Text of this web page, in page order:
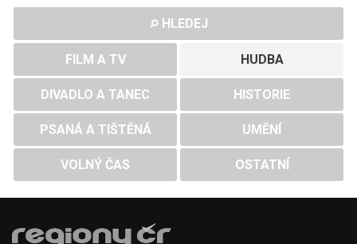
HLEDEJ
FILM A TV HUDBA
DIVADLO A TANEC HISTORIE
PSANÁ A TIŠTĚNÁ UMĚNÍ
VOLNÝ ČAS OSTATNÍ